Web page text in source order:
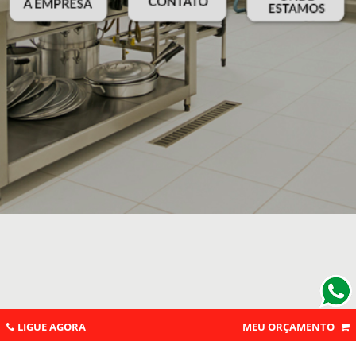
LIGUE AGORA MEU ORÇAMENTO